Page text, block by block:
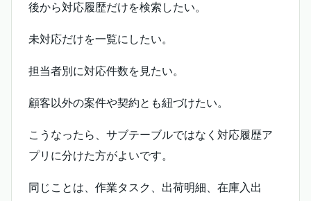
後から対応履歴だけを検索したい。
未対応だけを一覧にしたい。
担当者別に対応件数を見たい。
顧客以外の案件や契約とも紐づけたい。
こうなったら、サブテーブルではなく対応履歴ア
プリに分けた方がよいです。
同じことは、作業タスク、出荷明細、在庫入出